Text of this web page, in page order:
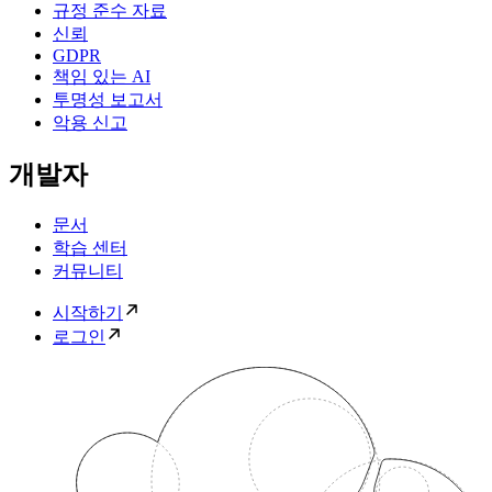
규정 준수 자료
신뢰
GDPR
책임 있는 AI
투명성 보고서
악용 신고
개발자
문서
학습 센터
커뮤니티
시작하기
로그인